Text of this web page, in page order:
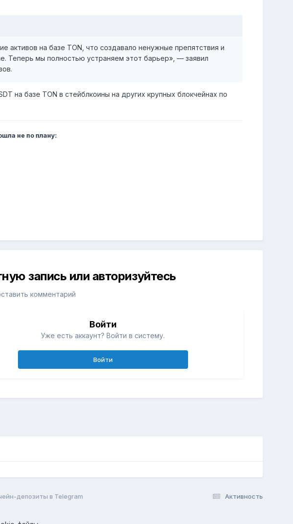
активов на базе TON, что создавало ненужные препятствия и
Теперь мы полностью устраняем этот барьер», — заявил
на базе TON в стейблкоины на других крупных блокчейнах по
не по плану:
запись или авторизуйтесь
комментарий
Войти
Уже есть аккаунт? Войти в систему.
Войти
Активность
депозиты в Telegram